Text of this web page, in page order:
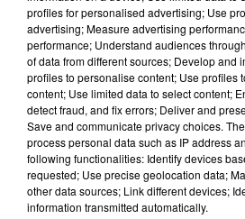
29 juillet 2026
GAGNEZ VOTRE SÉJOUR
PARCS DU LAC D’AILETTE
CHAMPAGNE FM
profiles for personalised advertising; Use
advertising; Measure advertising
performance; Understand audiences
of data from different sources; Develop and
profiles to personalise content; Use profiles
content; Use limited data to select content;
detect fraud, and fix errors; Deliver and
Save and communicate privacy choices.
process personal data such as IP address
following functionalities: Identify devices
requested; Use precise geolocation data;
other data sources; Link different devices;
information transmitted automatically.